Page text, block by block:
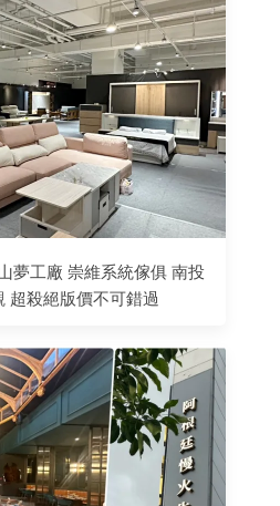
夢工廠 崇維系統傢俱 南投
超殺絕版價不可錯過